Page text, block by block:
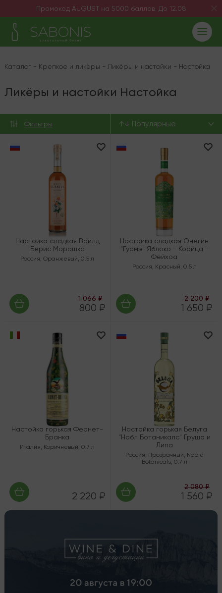
Промокод AUGUST на 5000 баллов. До 12.08
Каталог - Крепкое и ликёры - Ликёры и настойки - Настойка
Ликёры и настойки Настойка
Фильтры ↑↓ Популярные
Настойка сладкая Вайлд
Берис Морошка
Россия,Оранжевый,0.5 л
1 066 ₽
800 ₽
Настойка сладкая Онегин
"Гурмэ" Яблоко - Корица -
Фейхоа
Россия, Красный, 0.5 л
2 200 ₽
1 650 ₽
Настойка горькая Фернет-
Бранка
Италия, Коричневый,0.7 л
2 220 ₽
Настойка горькая Белуга
"Нобл Ботаникалс" Груша и
Липа
Россия, Прозрачный, Noble
Botanicals, 0.7 л
2 080 ₽
1 560 ₽